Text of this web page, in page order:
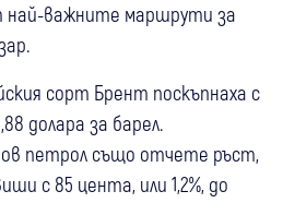
най-важните маршрути за
сорт Брент поскъпнаха с
долара за барел.
петрол също отчете ръст,
с 85 цента, или 1,2%, до